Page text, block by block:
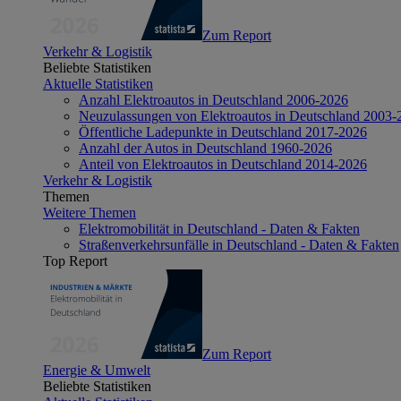
Zum Report
Verkehr & Logistik
Beliebte Statistiken
Aktuelle Statistiken
Anzahl Elektroautos in Deutschland 2006-2026
Neuzulassungen von Elektroautos in Deutschland 2003-
Öffentliche Ladepunkte in Deutschland 2017-2026
Anzahl der Autos in Deutschland 1960-2026
Anteil von Elektroautos in Deutschland 2014-2026
Verkehr & Logistik
Themen
Weitere Themen
Elektromobilität in Deutschland - Daten & Fakten
Straßenverkehrsunfälle in Deutschland - Daten & Fakten
Top Report
Zum Report
Energie & Umwelt
Beliebte Statistiken